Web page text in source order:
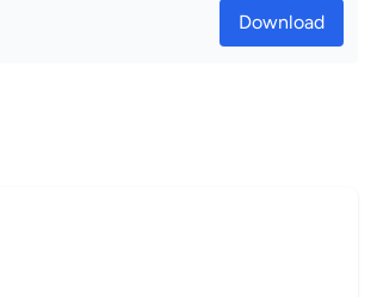
Download